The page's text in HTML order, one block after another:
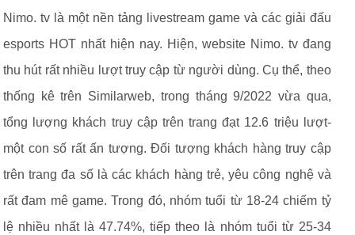
Nimo. tv là một nền tảng livestream game và các giải đấu
esports HOT nhất hiện nay. Hiện, website Nimo. tv đang
thu hút rất nhiều lượt truy cập từ người dùng. Cụ thể, theo
thống kê trên Similarweb, trong tháng 9/2022 vừa qua,
tổng lượng khách truy cập trên trang đạt 12.6 triệu lượt-
một con số rất ấn tượng. Đối tượng khách hàng truy cập
trên trang đa số là các khách hàng trẻ, yêu công nghệ và
rất đam mê game. Trong đó, nhóm tuổi từ 18-24 chiếm tỷ
lệ nhiều nhất là 47.74%, tiếp theo là nhóm tuổi từ 25-34